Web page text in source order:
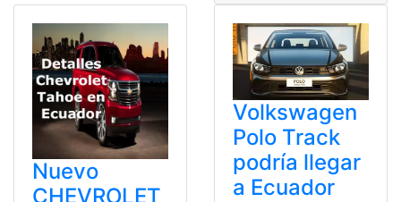
Nuevo
CHEVROLET
Volkswagen
Polo Track
podría llegar
a Ecuador